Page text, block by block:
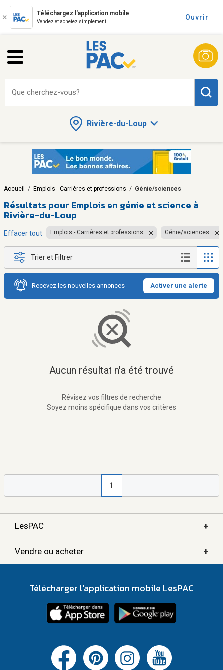
Téléchargez l'application mobile
Vendez et achetez simplement
Ouvrir
Rivière-du-Loup
Que cherchez-vous?
Accueil / Emplois - Carrières et professions / Génie/sciences
Résultats pour Emplois en génie et science à
Rivière-du-Loup
Effacer tout Emplois - Carrières et professions Génie/sciences
Trier et Filtrer
Recevez les nouvelles annonces Activer une alerte
Aucun résultat n'a été trouvé
Révisez vos filtres de recherche
Soyez moins spécifique dans vos critères
1
LesPAC +
Vendre ou acheter +
Télécharger l'application mobile LesPAC